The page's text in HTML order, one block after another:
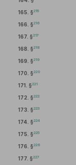
165. §215
166. §216
167. §217
168. §218
169. §219
170. §220
171. §221
172. §222
173. §223
174. §224
175. §225
176. §226
177. §227